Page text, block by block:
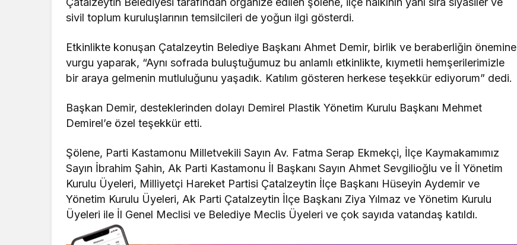
sivil toplum kuruluşlarının temsilcileri de yoğun ilgi gösterdi.
Etkinlikte konuşan Çatalzeytin Belediye Başkanı Ahmet Demir, birlik ve beraberliğin önemine
vurgu yaparak, “Aynı sofrada buluştuğumuz bu anlamlı etkinlikte, kıymetli hemşerilerimizle
bir araya gelmenin mutluluğunu yaşadık. Katılım gösteren herkese teşekkür ediyorum” dedi.
Başkan Demir, desteklerinden dolayı Demirel Plastik Yönetim Kurulu Başkanı Mehmet
Demirel’e özel teşekkür etti.
Şölene, Parti Kastamonu Milletvekili Sayın Av. Fatma Serap Ekmekçi, İlçe Kaymakamımız
Sayın İbrahim Şahin, Ak Parti Kastamonu İl Başkanı Sayın Ahmet Sevgilioğlu ve İl Yönetim
Kurulu Üyeleri, Milliyetçi Hareket Partisi Çatalzeytin İlçe Başkanı Hüseyin Aydemir ve
Yönetim Kurulu Üyeleri, Ak Parti Çatalzeytin İlçe Başkanı Ziya Yılmaz ve Yönetim Kurulu
Üyeleri ile İl Genel Meclisi ve Belediye Meclis Üyeleri ve çok sayıda vatandaş katıldı.